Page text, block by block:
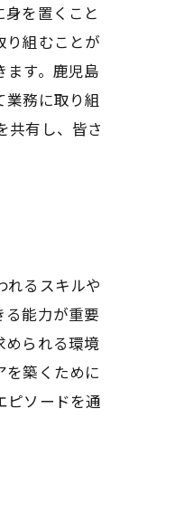
を置くこと
り組むことが
ます。鹿児島
務に取り組
共有し、皆さ
れるスキルや
る能力が重要
められる環境
を築くために
ピソードを通